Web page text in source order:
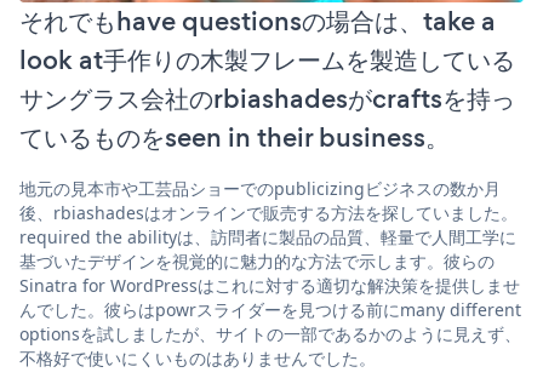
それでもhave questionsの場合は、take a
look at手作りの木製フレームを製造している
サングラス会社のrbiashadesがcraftsを持っ
ているものをseen in their business。
地元の見本市や工芸品ショーでのpublicizingビジネスの数か月
後、rbiashadesはオンラインで販売する方法を探していました。
required the abilityは、訪問者に製品の品質、軽量で人間工学に
基づいたデザインを視覚的に魅力的な方法で示します。彼らの
Sinatra for WordPressはこれに対する適切な解決策を提供しませ
んでした。彼らはpowrスライダーを見つける前にmany different
optionsを試しましたが、サイトの一部であるかのように見えず、
不格好で使いにくいものはありませんでした。